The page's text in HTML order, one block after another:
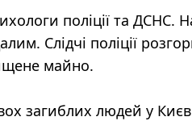
поліції та ДСНС.
Слідчі поліції
майно.
загиблих людей у